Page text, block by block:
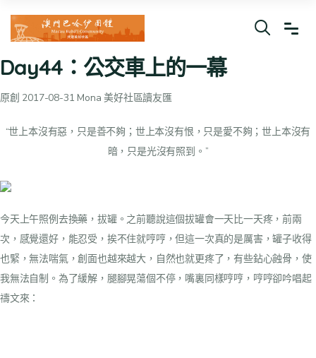
Day44：公交車上的一幕
原創 2017-08-31 Mona 美好社區讀友匯
“世上本沒有惡，只是善不夠；世上本沒有恨，只是愛不夠；世上本沒有
暗，只是光沒有照到。”
今天上午照例去換藥，拔罐。之前聽說這個拔罐會一天比一天疼，前兩
次，感覺還好，能忍受，挨不住就哼哼，但這一次真的是厲害，罐子收得
也緊，無法喘氣，創面也越來越大，自然也就更疼了，有些鉆心蝕骨，使
我無法自制。為了緩解，腿腳晃蕩個不停，嘴裏同樣哼哼，哼哼卻吟唱起
禱文來：